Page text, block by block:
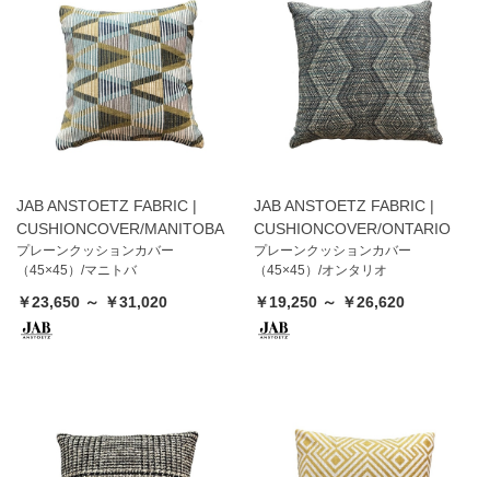
JAB ANSTOETZ FABRIC |
CUSHIONCOVER/MANITOBA
プレーンクッションカバー
（45×45）/マニトバ
￥23,650 ～ ￥31,020
JAB ANSTOETZ FABRIC |
CUSHIONCOVER/ONTARIO
プレーンクッションカバー
（45×45）/オンタリオ
￥19,250 ～ ￥26,620